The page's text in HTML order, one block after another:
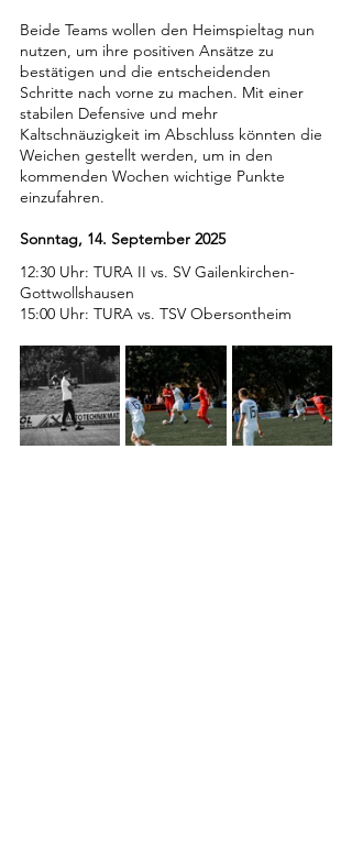
Beide Teams wollen den Heimspieltag nun
nutzen, um ihre positiven Ansätze zu
bestätigen und die entscheidenden
Schritte nach vorne zu machen. Mit einer
stabilen Defensive und mehr
Kaltschnäuzigkeit im Abschluss könnten die
Weichen gestellt werden, um in den
kommenden Wochen wichtige Punkte
einzufahren.
Sonntag, 14. September 2025
12:30 Uhr: TURA II vs. SV Gailenkirchen-
Gottwollshausen
15:00 Uhr: TURA vs. TSV Obersontheim